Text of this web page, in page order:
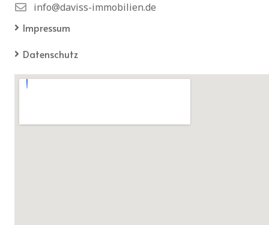
info@daviss-immobilien.de
Impressum
Datenschutz